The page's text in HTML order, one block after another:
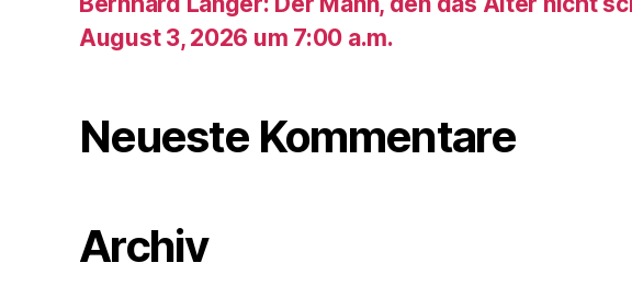
August 3, 2026 um 7:00 a.m.
Neueste Kommentare
Archiv